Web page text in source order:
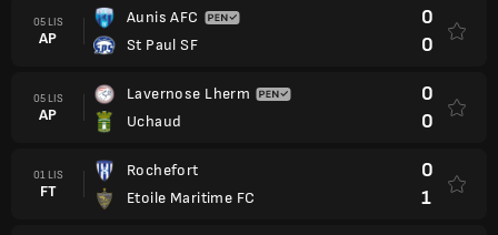
05 LIS
AP
Aunis AFC
St Paul SF
0
0
05 LIS
AP
Lavernose Lherm
Uchaud
0
0
01 LIS
FT
Rochefort
Etoile Maritime FC
0
1